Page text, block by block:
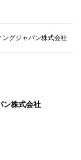
ングジャパン株式会社
ン株式会社